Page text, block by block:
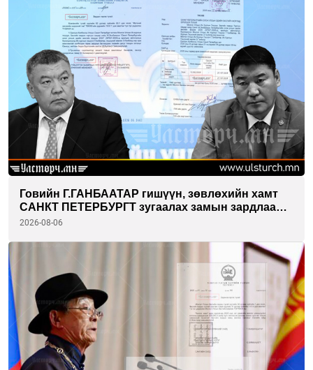
Говийн Г.ГАНБААТАР гишүүн, зөвлөхийн хамт
САНКТ ПЕТЕРБУРГТ зугаалах замын зардлаа
“ИНҮТ” ТӨХХК даажээ
2026-08-06